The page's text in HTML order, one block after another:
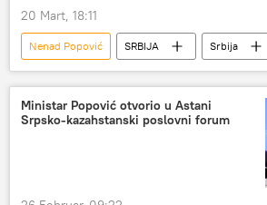
20 Mart, 18:11
Nenad Popović SRBIJA
Srbija
Srbija – politika
Srbija – ekonomija
Rusija
Gas sankcije
Ministar Popović otvorio u Astani
Srpsko-kazahstanski poslovni forum